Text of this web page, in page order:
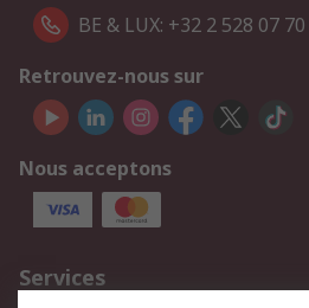
BE & LUX: +32 2 528 07 70
Retrouvez-nous sur
Nous acceptons
Services